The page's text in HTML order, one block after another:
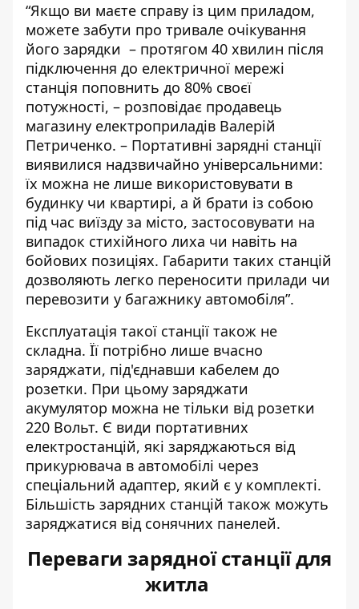
“Якщо ви маєте справу із цим приладом,
можете забути про тривале очікування
його зарядки – протягом 40 хвилин після
підключення до електричної мережі
станція поповнить до 80% своєї
потужності, – розповідає продавець
магазину електроприладів Валерій
Петриченко. – Портативні зарядні станції
виявилися надзвичайно універсальними:
їх можна не лише використовувати в
будинку чи квартирі, а й брати із собою
під час виїзду за місто, застосовувати на
випадок стихійного лиха чи навіть на
бойових позиціях. Габарити таких станцій
дозволяють легко переносити прилади чи
перевозити у багажнику автомобіля”.
Експлуатація такої станції також не
складна. Її потрібно лише вчасно
заряджати, під'єднавши кабелем до
розетки. При цьому заряджати
акумулятор можна не тільки від розетки
220 Вольт. Є види портативних
електростанцій, які заряджаються від
прикурювача в автомобілі через
спеціальний адаптер, який є у комплекті.
Більшість зарядних станцій також можуть
заряджатися від сонячних панелей.
Переваги зарядної станції для
житла